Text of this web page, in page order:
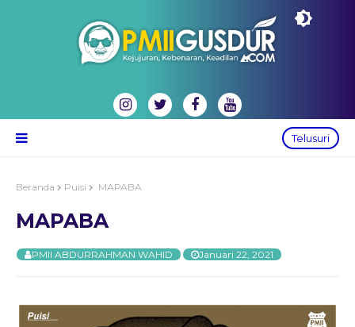
Telusuri
Beranda Puisi MAPABA
MAPABA
PMII ABDURRAHMAN WAHID Januari 22, 2021